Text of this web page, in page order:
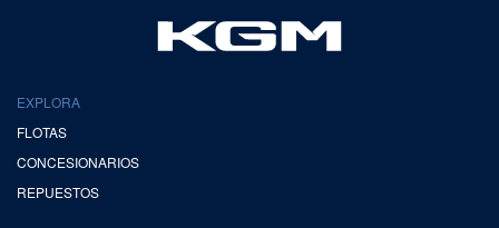
EXPLORA
FLOTAS
CONCESIONARIOS
REPUESTOS